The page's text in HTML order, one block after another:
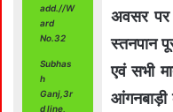
add.//W
ard
No.32
Subhas
h
Ganj,3r
d line,
अवसर पर
स्तनपान
एवं सभी